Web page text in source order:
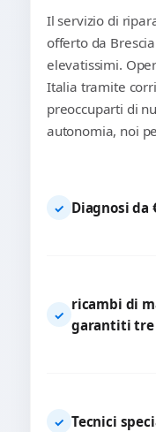
Il servizio di
offerto da
elevatissimi.
Italia tramite
preoccuparti di
autonomia, noi
✓ Diagnosi da
✓
ricambi di
garantiti tre
✓ Tecnici